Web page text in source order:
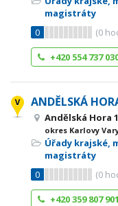
magistráty
0
(0
+420 554 737
ANDĚLSKÁ
Andělská Hora
okres Karlovy
Úřady krajské,
magistráty
0
(0
+420 359 807 901